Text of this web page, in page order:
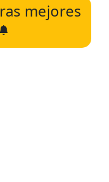
mejores